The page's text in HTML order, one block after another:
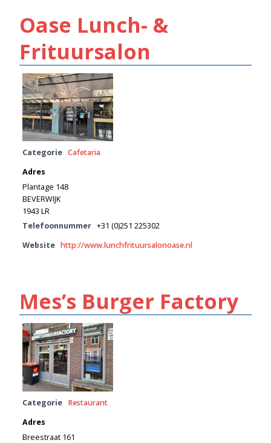
Oase Lunch- &
Frituursalon
Categorie Cafetaria
Adres
Plantage 148
BEVERWIJK
1943 LR
Telefoonnummer +31 (0)251 225302
Website http://www.lunchfrituursalonoase.nl
Mes’s Burger Factory
Categorie Restaurant
Adres
Breestraat 161